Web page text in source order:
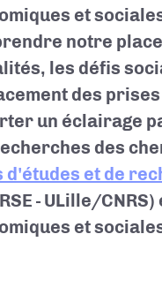
et
notre
les défis
des
un éclairage
des
d'études et de
- ULille/
et